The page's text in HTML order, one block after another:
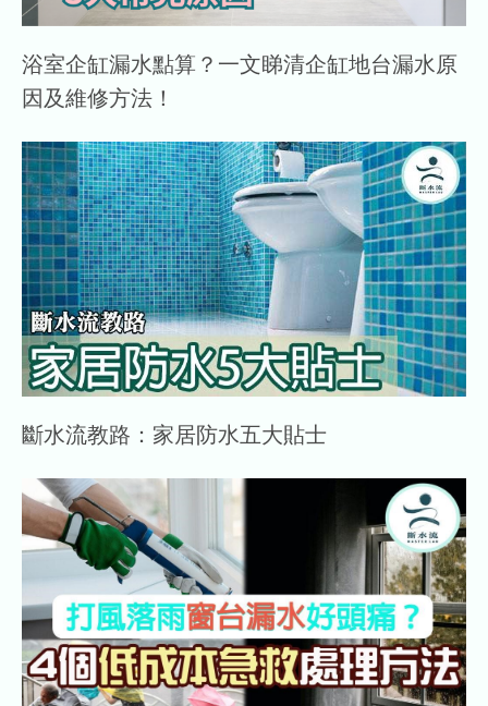
浴室企缸漏水點算？一文睇清企缸地台漏水原
因及維修方法！
斷水流教路：家居防水五大貼士